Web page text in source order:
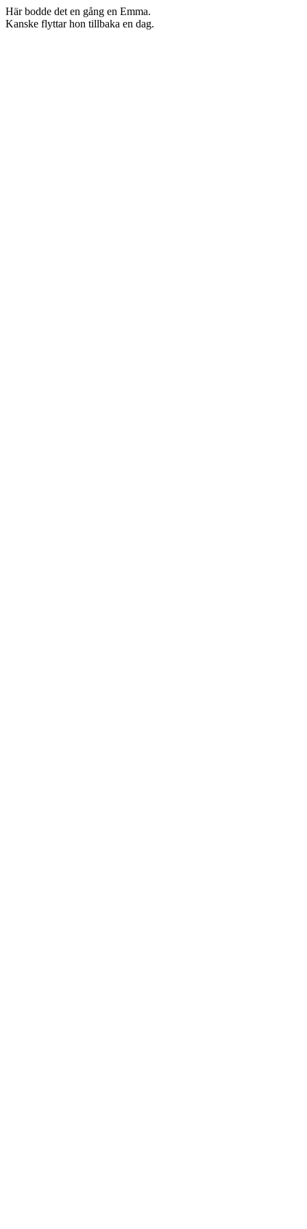
Här bodde det en gång en Emma.
Kanske flyttar hon tillbaka en dag.